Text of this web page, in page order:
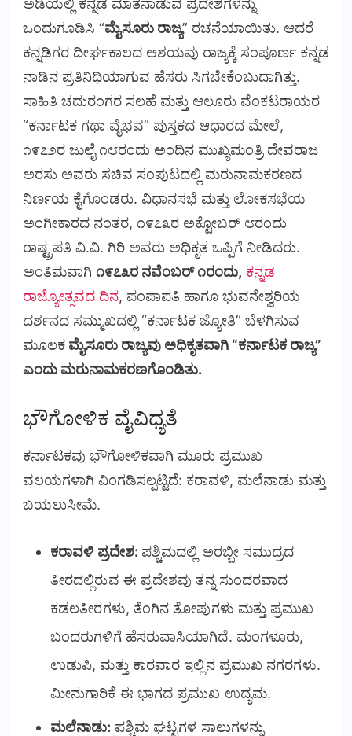
ಅಡಿಯಲ್ಲಿ ಕನ್ನಡ ಮಾತನಾಡುವ ಪ್ರದೇಶಗಳನ್ನು
ಒಂದುಗೂಡಿಸಿ “ಮೈಸೂರು ರಾಜ್ಯ” ರಚನೆಯಾಯಿತು. ಆದರೆ
ಕನ್ನಡಿಗರ ದೀರ್ಘಕಾಲದ ಆಶಯವು ರಾಜ್ಯಕ್ಕೆ ಸಂಪೂರ್ಣ ಕನ್ನಡ
ನಾಡಿನ ಪ್ರತಿನಿಧಿಯಾಗುವ ಹೆಸರು ಸಿಗಬೇಕೆಂಬುದಾಗಿತ್ತು.
ಸಾಹಿತಿ ಚದುರಂಗರ ಸಲಹೆ ಮತ್ತು ಆಲೂರು ವೆಂಕಟರಾಯರ
“ಕರ್ನಾಟಕ ಗಥಾ ವೈಭವ” ಪುಸ್ತಕದ ಆಧಾರದ ಮೇಲೆ,
೧೯೭೨ರ ಜುಲೈ ೧೮ರಂದು ಅಂದಿನ ಮುಖ್ಯಮಂತ್ರಿ ದೇವರಾಜ
ಅರಸು ಅವರು ಸಚಿವ ಸಂಪುಟದಲ್ಲಿ ಮರುನಾಮಕರಣದ
ನಿರ್ಣಯ ಕೈಗೊಂಡರು. ವಿಧಾನಸಭೆ ಮತ್ತು ಲೋಕಸಭೆಯ
ಅಂಗೀಕಾರದ ನಂತರ, ೧೯೭೩ರ ಅಕ್ಟೋಬರ್ ೮ರಂದು
ರಾಷ್ಟ್ರಪತಿ ವಿ.ವಿ. ಗಿರಿ ಅವರು ಅಧಿಕೃತ ಒಪ್ಪಿಗೆ ನೀಡಿದರು.
ಅಂತಿಮವಾಗಿ ೧೯೭೩ರ ನವೆಂಬರ್ ೧ರಂದು, ಕನ್ನಡ
ರಾಜ್ಯೋತ್ಸವದ ದಿನ, ಪಂಪಾಪತಿ ಹಾಗೂ ಭುವನೇಶ್ವರಿಯ
ದರ್ಶನದ ಸಮ್ಮುಖದಲ್ಲಿ “ಕರ್ನಾಟಕ ಜ್ಯೋತಿ” ಬೆಳಗಿಸುವ
ಮೂಲಕ ಮೈಸೂರು ರಾಜ್ಯವು ಅಧಿಕೃತವಾಗಿ “ಕರ್ನಾಟಕ ರಾಜ್ಯ”
ಎಂದು ಮರುನಾಮಕರಣಗೊಂಡಿತು.
ಭೌಗೋಳಿಕ ವೈವಿಧ್ಯತೆ
ಕರ್ನಾಟಕವು ಭೌಗೋಳಿಕವಾಗಿ ಮೂರು ಪ್ರಮುಖ
ವಲಯಗಳಾಗಿ ವಿಂಗಡಿಸಲ್ಪಟ್ಟಿದೆ: ಕರಾವಳಿ, ಮಲೆನಾಡು ಮತ್ತು
ಬಯಲುಸೀಮೆ.
ಕರಾವಳಿ ಪ್ರದೇಶ: ಪಶ್ಚಿಮದಲ್ಲಿ ಅರಬ್ಬೀ ಸಮುದ್ರದ
ತೀರದಲ್ಲಿರುವ ಈ ಪ್ರದೇಶವು ತನ್ನ ಸುಂದರವಾದ
ಕಡಲತೀರಗಳು, ತೆಂಗಿನ ತೋಪುಗಳು ಮತ್ತು ಪ್ರಮುಖ
ಬಂದರುಗಳಿಗೆ ಹೆಸರುವಾಸಿಯಾಗಿದೆ. ಮಂಗಳೂರು,
ಉಡುಪಿ, ಮತ್ತು ಕಾರವಾರ ಇಲ್ಲಿನ ಪ್ರಮುಖ ನಗರಗಳು.
ಮೀನುಗಾರಿಕೆ ಈ ಭಾಗದ ಪ್ರಮುಖ ಉದ್ಯಮ.
ಮಲೆನಾಡು: ಪಶ್ಚಿಮ ಘಟ್ಟಗಳ ಸಾಲುಗಳನ್ನು